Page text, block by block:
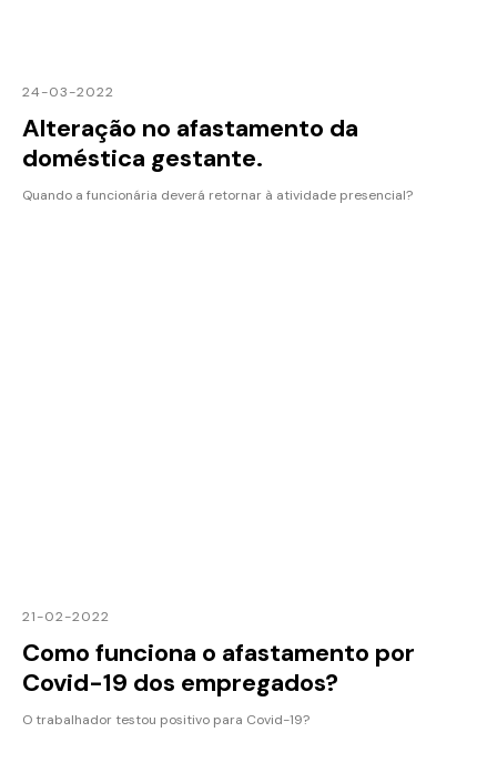
24-03-2022
Alteração no afastamento da
doméstica gestante.
Quando a funcionária deverá retornar à atividade presencial?
21-02-2022
Como funciona o afastamento por
Covid-19 dos empregados?
O trabalhador testou positivo para Covid-19?